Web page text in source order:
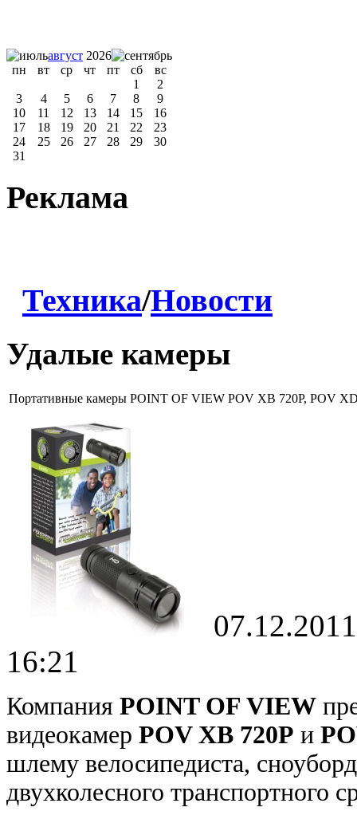
август 2026
пн
вт ср чт пт сб
вс
1
2
3
4 5 6 7 8
9
10
11 12 13 14 15
16
17
18 19 20 21 22
23
24
25 26 27 28 29
30
31
Реклама
Техника/Новости
Удалые камеры
Портативные камеры POINT OF VIEW POV XB 720P, POV
07.12.2011
16:21
Компания POINT OF VIEW
видеокамер POV XB 720P и
шлему велосипедиста,
двухколесного транспортного